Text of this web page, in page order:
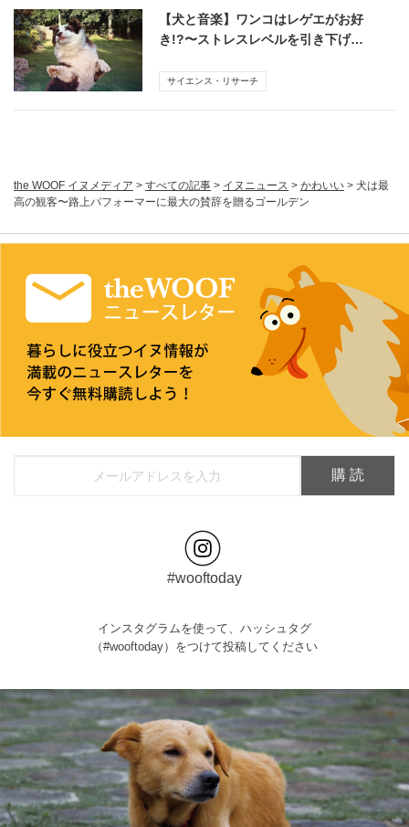
【犬と音楽】ワンコはレゲエがお好
き!?〜ストレスレベルを引き下げ…
サイエンス・リサーチ
the WOOF イヌメディア > すべての記事 > イヌニュース > かわいい > 犬は最
高の観客〜路上パフォーマーに最大の賛辞を贈るゴールデン
#wooftoday
インスタグラムを使って、ハッシュタグ
（#wooftoday）をつけて投稿してください